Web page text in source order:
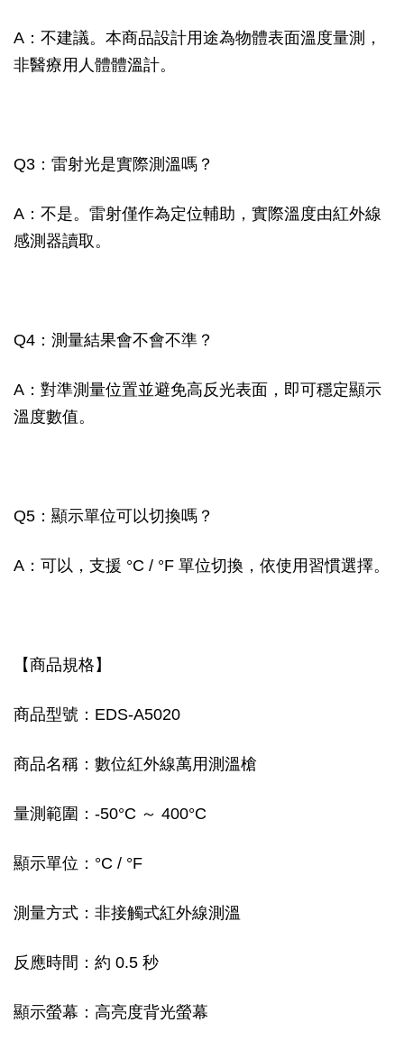
A：不建議。本商品設計用途為物體表面溫度量測，
非醫療用人體體溫計。
Q3：雷射光是實際測溫嗎？
A：不是。雷射僅作為定位輔助，實際溫度由紅外線
感測器讀取。
Q4：測量結果會不會不準？
A：對準測量位置並避免高反光表面，即可穩定顯示
溫度數值。
Q5：顯示單位可以切換嗎？
A：可以，支援 °C / °F 單位切換，依使用習慣選擇。
【商品規格】
商品型號：EDS-A5020
商品名稱：數位紅外線萬用測溫槍
量測範圍：-50°C ～ 400°C
顯示單位：°C / °F
測量方式：非接觸式紅外線測溫
反應時間：約 0.5 秒
顯示螢幕：高亮度背光螢幕